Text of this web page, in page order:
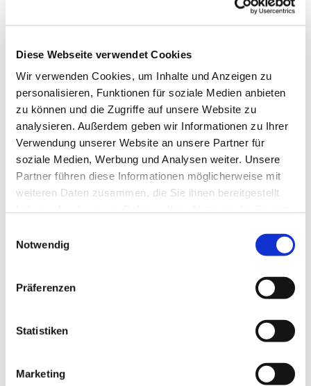
Diese Webseite verwendet Cookies
Wir verwenden Cookies, um Inhalte und Anzeigen zu
personalisieren, Funktionen für soziale Medien anbieten
zu können und die Zugriffe auf unsere Website zu
analysieren. Außerdem geben wir Informationen zu Ihrer
Verwendung unserer Website an unsere Partner für
soziale Medien, Werbung und Analysen weiter. Unsere
Partner führen diese Informationen möglicherweise mit
weiteren Daten zusammen, die Sie ihnen bereitgestellt
Notwendig
Präferenzen
Statistiken
Marketing
Impressionen vom Festgottesdienst zum
Hebenshausen